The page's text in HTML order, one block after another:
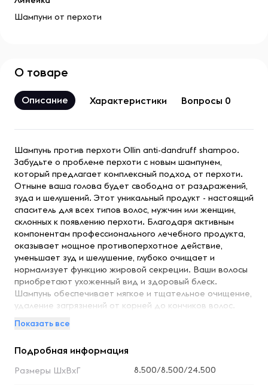
Шампуни от перхоти
О товаре
Описание Характеристики Вопросы 0
Шампунь против перхоти Ollin anti-dandruff shampoo.
Забудьте о проблеме перхоти с новым шампунем,
который предлагает комплексный подход от перхоти.
Отныне ваша голова будет свободна от раздражений,
зуда и шелушений. Этот уникальный продукт - настоящий
спаситель для всех типов волос, мужчин или женщин,
склонных к появлению перхоти. Благодаря активным
компонентам профессионального лечебного продукта,
оказывает мощное противоперхотное действие,
уменьшает зуд и шелушение, глубоко очищает и
нормализует функцию жировой секреции. Ваши волосы
приобретают ухоженный вид и здоровый блеск.
Шампунь обеспечивает мягкое и тщательное очищение,
удаление загрязнений от корней до кончиков волос.
устраняет причину перхоти. Наш инновационный
и не вызывает сухости или раздражений на коже
головы. Вы получите результаты сразу - здоровые,
блестящие и послушные волосы. Этот мощный продукт
Показать все
Подробная информация
Размеры ШхВхГ 8.500/8.500/24.500